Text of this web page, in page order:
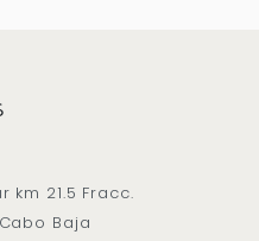
km 21.5 Fracc.
Baja